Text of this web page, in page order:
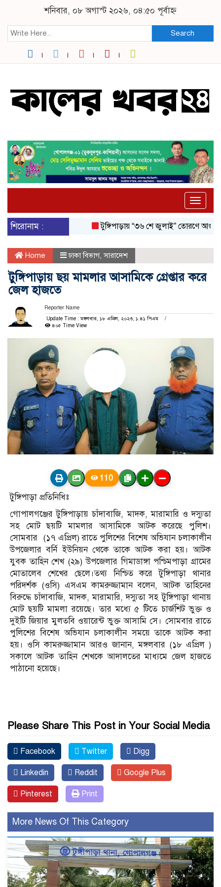
শনিবার, ০৮ অগাস্ট ২০২৬, ০৪:৫০ পূর্বাহ্ন
Search
Toggle
শিরোনাম :
টুঙ্গিপাড়ায় “৩৬ শে জুলাই” তোরণে আগুন; ৭৫
Home ঢাকা বিভাগ,সারাদেশ
টুঙ্গিপাড়ায় ছয় মামলার আসামিকে গ্রেপ্তার করে
জেল হাজতে
Reporter Name
Update Time : মঙ্গলবার, ১৮ এপ্রিল, ২০২৩, ১.৪১ পিএম
৪০৫ Time View
110
টুঙ্গিপাড়া প্রতিনিধিঃ
গোপালগঞ্জের টুঙ্গিপাড়ায় চাঁদাবাজি, মাদক, মারামারি ও দস্যুতা
সহ মোট ছয়টি মামলার আসামিকে আটক করেছে পুলিশ।
সোমবার (১৭ এপ্রিল) রাতে পুলিশের বিশেষ অভিযান চলাকালীন
উপজেলার বর্নি ইউনিয়ন থেকে তাকে আটক করা হয়। আটক
যুবক তাহিন শেখ (২৯) উপজেলার গিমাডাঙ্গা পশ্চিমপাড়া গ্রামের
মোতালেব শেখের ছেলে।তথ্য নিশ্চিত করে টুঙ্গিপাড়া থানার
পরিদর্শক (ওসি) এসএম কামরুজ্জামান বলেন, আটক তাহিনের
বিরুদ্ধে চাঁদাবাজি, মাদক, মারামারি, দস্যুতা সহ টুঙ্গিপাড়া থানায়
মোট ছয়টি মামলা রয়েছে। তার মধ্যে ৫ টিতে চার্জশিট ভুক্ত ও
দুইটি জিয়ার মুলতবি ওয়ারেন্ট ভুক্ত আসামি সে। সোমবার রাতে
পুলিশের বিশেষ অভিযান চলাকালীন সময়ে তাকে আটক করা
হয়। ওসি কামরুজ্জামান আরও জানান, মঙ্গলবার (১৮ এপ্রিল )
সকালে আটক তাহিন শেখকে আদালতের মাধ্যমে জেল হাজতে
পাঠানো হয়েছে।
Please Share This Post in Your Social Media
Facebook Twitter Digg
Linkedin Reddit Google Plus
Pinterest Print
More News Of This Category